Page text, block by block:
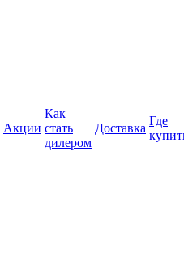
Акции
Как
стать
дилером
Доставка
Где